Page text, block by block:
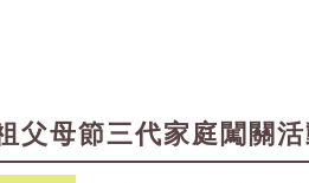
父母節三代家庭闖關活